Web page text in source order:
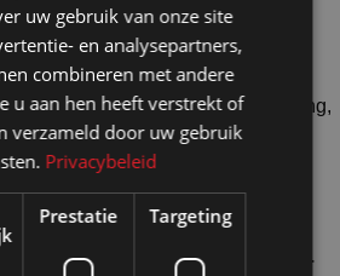
€968,50 Excl. BTW
HxB228x193cm 2-
uw gebruik van onze site
en analysepartners,
combineren met andere
u aan hen heeft verstrekt of
verzameld door uw gebruik
Privacybeleid
Prestatie Targeting